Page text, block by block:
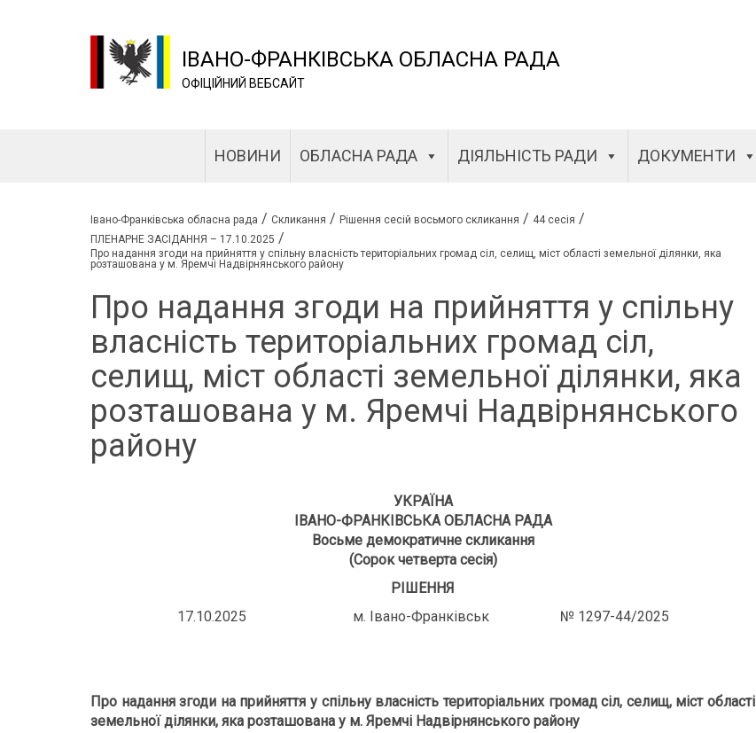
ІВАНО-ФРАНКІВСЬКА ОБЛАСНА РАДА
ОФІЦІЙНИЙ ВЕБСАЙТ
НОВИНИ ОБЛАСНА РАДА ДІЯЛЬНІСТЬ РАДИ ДОКУМЕНТИ
Івано-Франківська обласна рада / Скликання / Рішення сесій восьмого скликання / 44 сесія /
ПЛЕНАРНЕ ЗАСІДАННЯ – 17.10.2025 /
Про надання згоди на прийняття у спільну власність територіальних громад сіл, селищ, міст області земельної ділянки, яка
розташована у м. Яремчі Надвірнянського району
Про надання згоди на прийняття у спільну
власність територіальних громад сіл,
селищ, міст області земельної ділянки, яка
розташована у м. Яремчі Надвірнянського
району
УКРАЇНА
ІВАНО-ФРАНКІВСЬКА ОБЛАСНА РАДА
Восьме демократичне скликання
(Сорок четверта сесія)
РІШЕННЯ
17.10.2025 м. Івано-Франківськ № 1297-44/2025
Про надання згоди на прийняття у спільну власність територіальних громад сіл, селищ, міст області
земельної ділянки, яка розташована у м. Яремчі Надвірнянського району